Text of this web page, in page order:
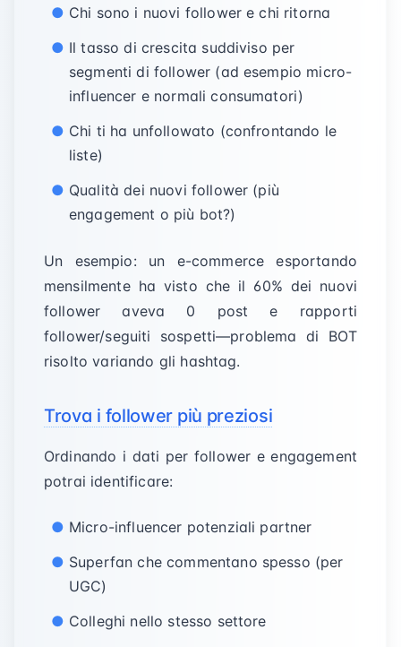
Chi sono i nuovi follower e chi ritorna
Il tasso di crescita suddiviso per
segmenti di follower (ad esempio micro-
influencer e normali consumatori)
Chi ti ha unfollowato (confrontando le
liste)
Qualità dei nuovi follower (più
engagement o più bot?)
Un esempio: un e-commerce esportando
mensilmente ha visto che il 60% dei nuovi
follower aveva 0 post e rapporti
follower/seguiti sospetti—problema di BOT
risolto variando gli hashtag.
Trova i follower più preziosi
Ordinando i dati per follower e engagement
potrai identificare:
Micro-influencer potenziali partner
Superfan che commentano spesso (per
UGC)
Colleghi nello stesso settore